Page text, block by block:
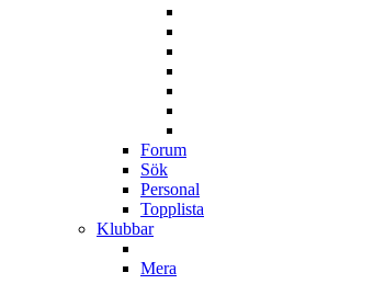
Forum
Sök
Personal
Topplista
Klubbar
Mera